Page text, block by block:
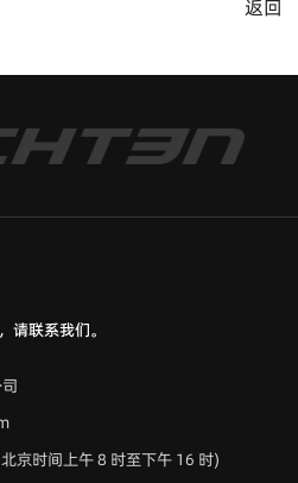
返回
请联系我们。
时间上午 8 时至下午 16 时)